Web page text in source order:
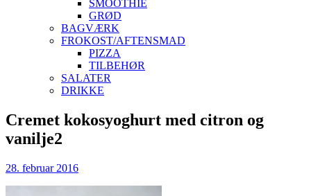
SMOOTHIE
GRØD
BAGVÆRK
FROKOST/AFTENSMAD
PIZZA
TILBEHØR
SALATER
DRIKKE
Skip
to
content
Cremet kokosyoghurt med citron og
vanilje2
28. februar 2016